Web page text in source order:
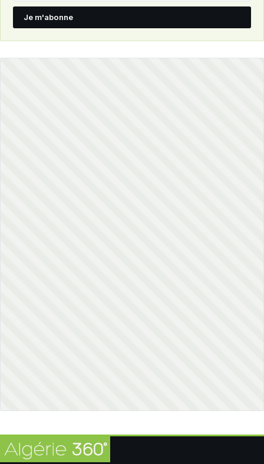
Je m'abonne